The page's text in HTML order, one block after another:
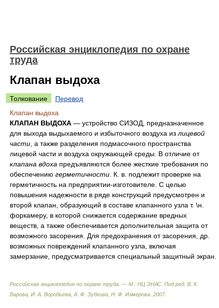
Российская энциклопедия по охране
труда
Клапан выдоха
Толкование
Перевод
Клапан выдоха
КЛАПАН ВЫДОХА — устройство СИЗОД, предназначенное
для выхода выдыхаемого и избыточного воздуха из лицевой
части , а также разделения подмасочного пространства
лицевой части и воздуха окружающей среды. В отличие от
клапана вдоха предъявляются более жесткие требования по
обеспечению герметичности . К. в. подлежит проверке на
герметичность на предприятии-изготовителе. С целью
повышения надежности в ряде конструкций предусмотрен и
второй клапан, образующий в составе клапанного узла т. \н.
форкамеру, в которой снижается содержание вредных
веществ, а также обеспечивается дополнительная защита от
возможного засорения. Для предохранения от засорения, др.
возможных повреждений клапанного узла, включая
замерзание, предусматривается специальный защитный экран.
Российская энциклопедия по охране труда. — М.: НЦ ЭНАС Под ред. В. К.
Варова, И. А. Воробьева, А. Ф. Зубкова, Н. Ф. Измерова 2007.